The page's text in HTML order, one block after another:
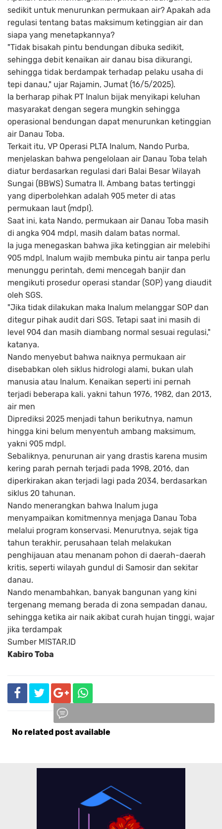
sedikit untuk menurunkan permukaan air? Apakah ada
regulasi tentang batas maksimum ketinggian air dan
siapa yang menetapkannya?
"Tidak bisakah pintu bendungan dibuka sedikit,
sehingga debit kenaikan air danau bisa dikurangi,
sehingga tidak berdampak terhadap pelaku usaha di
tepi danau," ujar Rajamin, Jumat (16/5/2025).
Ia berharap pihak PT Inalun bijak menyikapi keluhan
masyarakat dengan segera mungkin sehingga
operasional bendungan dapat menurunkan ketinggian
air Danau Toba.
Terkait itu, VP Operasi PLTA Inalum, Nando Purba,
menjelaskan bahwa pengelolaan air Danau Toba telah
diatur berdasarkan regulasi dari Balai Besar Wilayah
Sungai (BBWS) Sumatra II. Ambang batas tertinggi
yang diperbolehkan adalah 905 meter di atas
permukaan laut (mdpl).
Saat ini, kata Nando, permukaan air Danau Toba masih
di angka 904 mdpl, masih dalam batas normal.
Ia juga menegaskan bahwa jika ketinggian air melebihi
905 mdpl, Inalum wajib membuka pintu air tanpa perlu
menunggu perintah, demi mencegah banjir dan
mengikuti prosedur operasi standar (SOP) yang diaudit
oleh SGS.
"Jika tidak dilakukan maka Inalum melanggar SOP dan
ditegur pihak audit dari SGS. Tetapi saat ini masih di
level 904 dan masih diambang normal sesuai regulasi,"
katanya.
Nando menyebut bahwa naiknya permukaan air
disebabkan oleh siklus hidrologi alami, bukan ulah
manusia atau Inalum. Kenaikan seperti ini pernah
terjadi beberapa kali. yakni tahun 1976, 1982, dan 2013,
air men
Diprediksi 2025 menjadi tahun berikutnya, namun
hingga kini belum menyentuh ambang maksimum,
yakni 905 mdpl.
Sebaliknya, penurunan air yang drastis karena musim
kering parah pernah terjadi pada 1998, 2016, dan
diperkirakan akan terjadi lagi pada 2034, berdasarkan
siklus 20 tahunan.
Nando menerangkan bahwa Inalum juga
menyampaikan komitmennya menjaga Danau Toba
melalui program konservasi. Menurutnya, sejak tiga
tahun terakhir, perusahaan telah melakukan
penghijauan atau menanam pohon di daerah-daerah
kritis, seperti wilayah gundul di Samosir dan sekitar
danau.
Nando menambahkan, banyak bangunan yang kini
tergenang memang berada di zona sempadan danau,
sehingga ketika air naik akibat curah hujan tinggi, wajar
jika terdampak
Sumber MISTAR.ID
Kabiro Toba
No related post available